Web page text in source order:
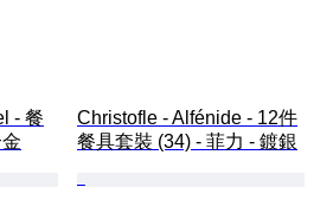
- 餐
Christofle - Alfénide - 12件
餐具套裝 (34) - 菲力 - 鍍銀